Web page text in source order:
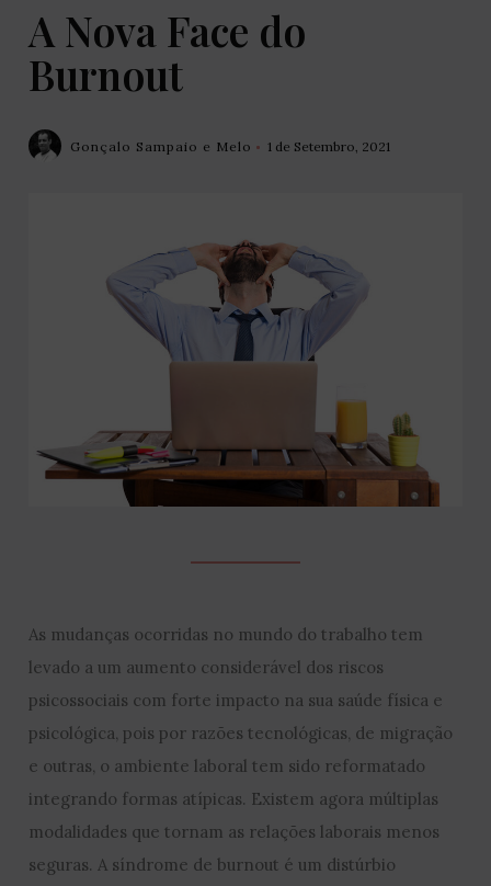
A Nova Face do
Burnout
Gonçalo Sampaio e Melo 1 de Setembro, 2021
As mudanças ocorridas no mundo do trabalho tem
levado a um aumento considerável dos riscos
psicossociais com forte impacto na sua saúde física e
psicológica, pois por razões tecnológicas, de migração
e outras, o ambiente laboral tem sido reformatado
integrando formas atípicas. Existem agora múltiplas
modalidades que tornam as relações laborais menos
seguras. A síndrome de burnout é um distúrbio